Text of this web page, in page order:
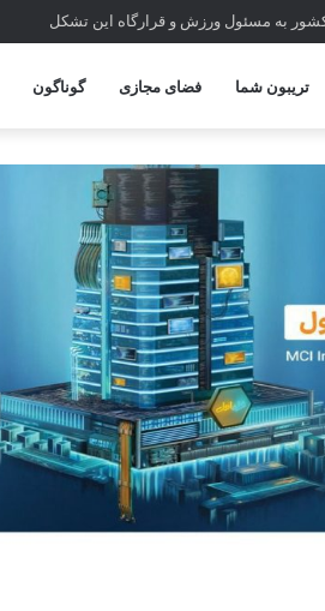
به مسئول ورزش و قرارگاه این تشکل
تریبون شما فضای مجازی گوناگون